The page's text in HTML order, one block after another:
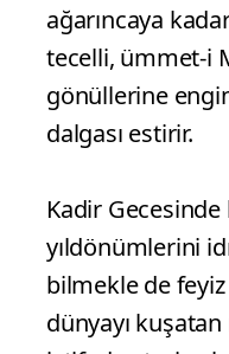
ağarıncaya
tecelli, ümmet-i
gönüllerine
dalgası estirir.
Kadir
yıldönümlerini
bilmekle de
dünyayı